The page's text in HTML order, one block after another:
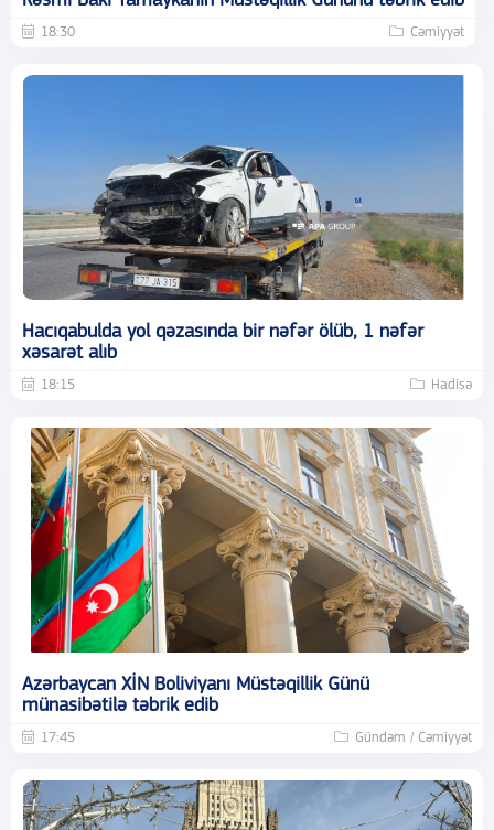
18:30 Cəmiyyət
Hacıqabulda yol qəzasında bir nəfər ölüb, 1 nəfər
xəsarət alıb
18:15 Hadisə
Azərbaycan XİN Boliviyanı Müstəqillik Günü
münasibətilə təbrik edib
17:45 Gündəm / Cəmiyyət